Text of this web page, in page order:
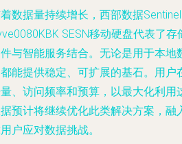
数据量持续增长，西部数据
SESN移动硬盘代表了
与智能服务结合。无论是用于本地
能提供稳定、可扩展的基石。用户
、访问频率和预算，以最大化利用
预计将继续优化此类解决方案，融
户应对数据挑战。